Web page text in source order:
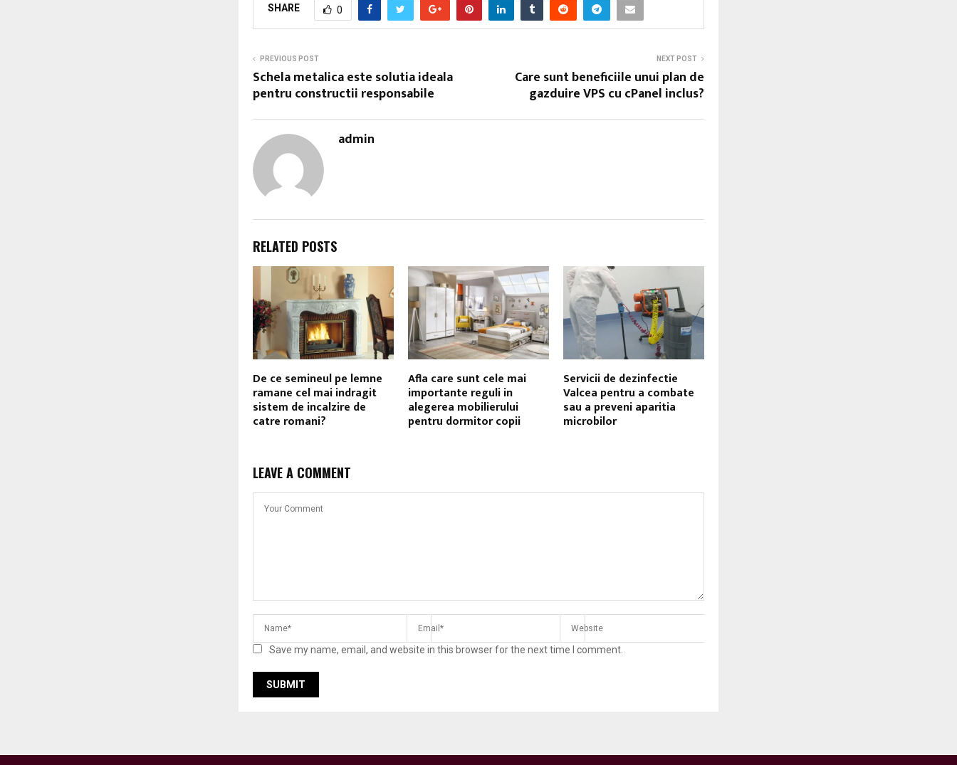
SHARE 0
PREVIOUS POST
Schela metalica este solutia ideala
pentru constructii responsabile
NEXT POST
Care sunt beneficiile unui plan de
gazduire VPS cu cPanel inclus?
admin
RELATED POSTS
De ce semineul pe lemne
ramane cel mai indragit
sistem de incalzire de
catre romani?
Afla care sunt cele mai
importante reguli in
alegerea mobilierului
pentru dormitor copii
Servicii de dezinfectie
Valcea pentru a combate
sau a preveni aparitia
microbilor
LEAVE A COMMENT
Save my name, email, and website in this browser for the next time I comment.